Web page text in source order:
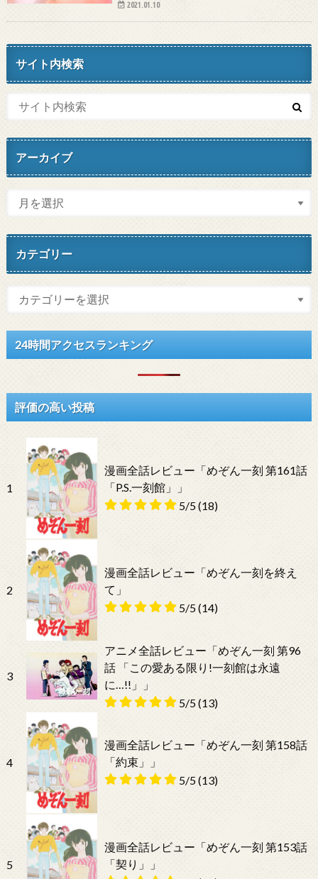
2021.01.10
サイト内検索
アーカイブ
カテゴリー
24時間アクセスランキング
評価の高い投稿
1
漫画全話レビュー「めぞん一刻 第161話
「P.S.一刻館」」
5/5(18)
2
漫画全話レビュー「めぞん一刻を終え
て」
5/5(14)
3
アニメ全話レビュー「めぞん一刻 第96
話 「この愛ある限り!一刻館は永遠
に…!!」」
5/5(13)
4
漫画全話レビュー「めぞん一刻 第158話
「約束」」
5/5(13)
5
漫画全話レビュー「めぞん一刻 第153話
「契り」」